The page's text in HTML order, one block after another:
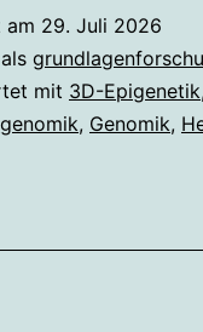
am 29. Juli 2026
mit 3D-Epigenetik,
, Genomik,